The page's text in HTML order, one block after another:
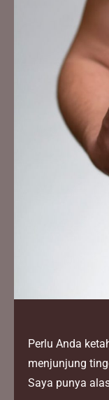
Perlu Anda
menjunjung
Saya punya